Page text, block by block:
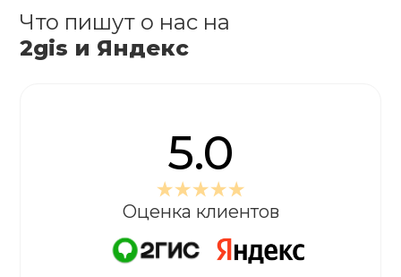
Что пишут о нас на
2gis и Яндекс
5.0
Оценка клиентов